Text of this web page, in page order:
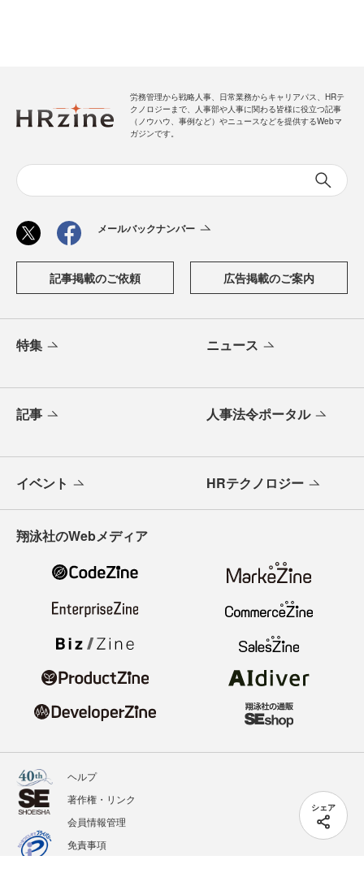
シェア
労務管理から戦略人事、日常業務からキャリアパス、HRテ
クノロジーまで、人事部や人事に関わる皆様に役立つ記事
（ノウハウ、事例など）やニュースなどを提供するWebマ
ガジンです。
メールバックナンバー
記事掲載のご依頼 広告掲載のご案内
特集 ニュース
記事 人事法令ポータル
イベント HRテクノロジー
翔泳社のWebメディア
ヘルプ
著作権・リンク
会員情報管理
免責事項